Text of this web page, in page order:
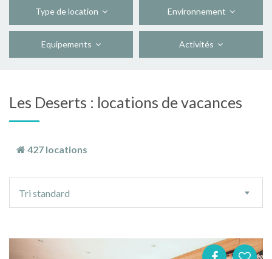
Type de location Environnement
Equipements Activités
Les Deserts : locations de vacances
427 locations
tri
Tri standard